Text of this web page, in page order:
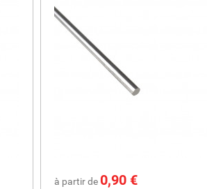
à partir de Prix
0,90 €